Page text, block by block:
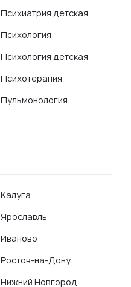
Психиатрия детская
Психология
Психология детская
Психотерапия
Пульмонология
Калуга
Ярославль
Иваново
Ростов-на-Дону
Нижний Новгород